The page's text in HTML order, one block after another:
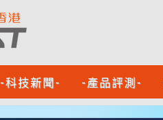
-科技新聞- -產品評測-